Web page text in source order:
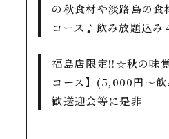
の秋食材や淡路島の食
コース♪飲み放題込み
福島店限定!!☆秋の味
コース】(5,000円～
歓送迎会等に是非